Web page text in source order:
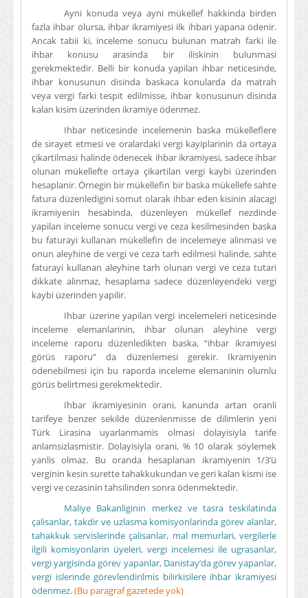
Ayni konuda veya ayni mükellef hakkinda birden
fazla ihbar olursa, ihbar ikramiyesi ilk ihbari yapana ödenir.
Ancak tabii ki, inceleme sonucu bulunan matrah farki ile
ihbar konusu arasinda bir iliskinin bulunmasi
gerekmektedir. Belli bir konuda yapilan ihbar neticesinde,
ihbar konusunun disinda baskaca konularda da matrah
veya vergi farki tespit edilmisse, ihbar konusunun disinda
kalan kisim üzerinden ikramiye ödenmez.
Ihbar neticesinde incelemenin baska mükelleflere
de sirayet etmesi ve oralardaki vergi kayiplarinin da ortaya
çikartilmasi halinde ödenecek ihbar ikramiyesi, sadece ihbar
olunan mükellefte ortaya çikartilan vergi kaybi üzerinden
hesaplanir. Örnegin bir mükellefin bir baska mükellefe sahte
fatura düzenledigini somut olarak ihbar eden kisinin alacagi
ikramiyenin hesabinda, düzenleyen mükellef nezdinde
yapilan inceleme sonucu vergi ve ceza kesilmesinden baska
bu faturayi kullanan mükellefin de incelemeye alinmasi ve
onun aleyhine de vergi ve ceza tarh edilmesi halinde, sahte
faturayi kullanan aleyhine tarh olunan vergi ve ceza tutari
dikkate alinmaz, hesaplama sadece düzenleyendeki vergi
kaybi üzerinden yapilir.
Ihbar üzerine yapilan vergi incelemeleri neticesinde
inceleme elemanlarinin, ihbar olunan aleyhine vergi
inceleme raporu düzenledikten baska, “ihbar ikramiyesi
görüs raporu” da düzenlemesi gerekir. Ikramiyenin
ödenebilmesi için bu raporda inceleme elemaninin olumlu
görüs belirtmesi gerekmektedir.
Ihbar ikramiyesinin orani, kanunda artan oranli
tarifeye benzer sekilde düzenlenmisse de dilimlerin yeni
Türk Lirasina uyarlanmamis olmasi dolayisiyla tarife
anlamsizlasmistir. Dolayisiyla orani, % 10 olarak söylemek
yanlis olmaz. Bu oranda hesaplanan ikramiyenin 1/3’ü
verginin kesin surette tahakkukundan ve geri kalan kismi ise
vergi ve cezasinin tahsilinden sonra ödenmektedir.
Maliye Bakanliginin merkez ve tasra teskilatinda
çalisanlar, takdir ve uzlasma komisyonlarinda görev alanlar,
tahakkuk servislerinde çalisanlar, mal memurlari, vergilerle
ilgili komisyonlarin üyeleri, vergi incelemesi ile ugrasanlar,
vergi yargisinda görev yapanlar, Danistay’da görev yapanlar,
vergi islerinde görevlendirilmis bilirkisilere ihbar ikramiyesi
ödenmez.(Bu paragraf gazetede yok)